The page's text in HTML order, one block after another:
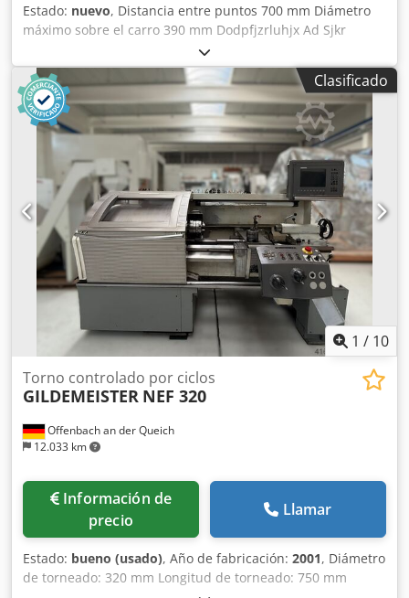
Estado: nuevo, Distancia entre puntos 700 mm Diámetro
máximo sobre el carro 390 mm Dodpfjzrluhjx Ad Sjkr
Diámetro máximo sobre el soporte 200 mm Cono del
husillo según DIN 55026 Diámetro del orificio del husillo 54
mm Velocidad de giro del husillo máx. 4.000 rpm Potencia
del motor 11/22 kW Peso de la máquina 2.000 kg
Clasificado
1 / 10
Offenbach an der Queich
12.033 km
Torno controlado por ciclos
GILDEMEISTER NEF 320
Información de
precio
Llamar
Estado: bueno (usado), Año de fabricación: 2001, Diámetro
de torneado: 320 mm Longitud de torneado: 750 mm